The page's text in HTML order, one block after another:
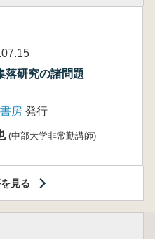
落研究の諸問題
房 発行
(中部大学非常勤講師)
見る